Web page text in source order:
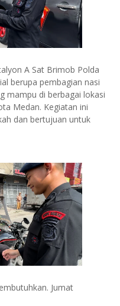
A Sat Brimob Polda
berupa pembagian nasi
mampu di berbagai lokasi
Medan. Kegiatan ini
dan bertujuan untuk
Jumat